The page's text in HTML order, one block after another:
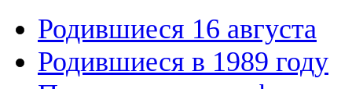
Родившиеся 16 августа
Родившиеся в 1989 году